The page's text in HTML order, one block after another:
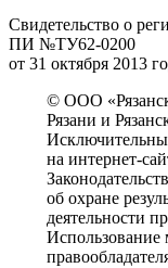
Свидетельство о
ПИ №ТУ62-0200
от 31 октября 2013
© ООО
Рязани и
на интернет-
об охране
деятельности
Использование